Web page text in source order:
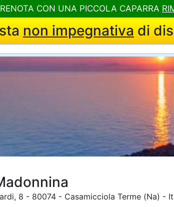
non impegnativa di
8 - 80074 - Casamicciola Terme (Na) -
CON UNA PICCOLA CAPARRA